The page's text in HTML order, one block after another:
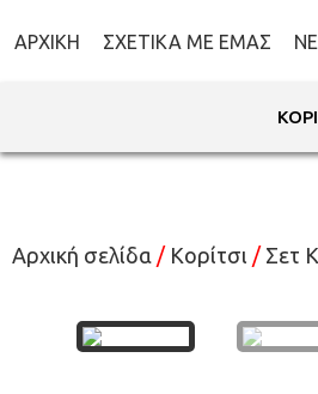
ΑΡΧΙΚΉ ΣΧΕΤΙΚΆ ΜΕ ΕΜΆΣ
Αρχική σελίδα / Κορίτσι / Σετ